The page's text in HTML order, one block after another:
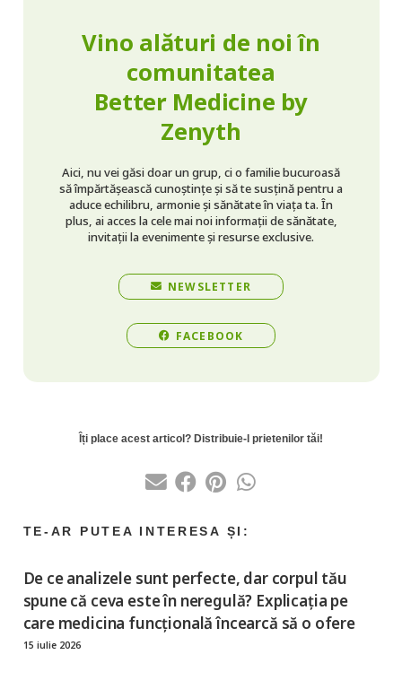
De ce analizele sunt perfecte, dar corpul tău
spune că ceva este în neregulă? Explicația pe
care medicina funcțională încearcă să o ofere
15 iulie 2026
Vino alături de noi în
comunitatea
Better Medicine by
Zenyth
Aici, nu vei găsi doar un grup, ci o familie bucuroasă
să împărtășească cunoștințe și să te susțină pentru a
aduce echilibru, armonie și sănătate în viața ta. În
plus, ai acces la cele mai noi informații de sănătate,
invitații la evenimente și resurse exclusive.
NEWSLETTER
FACEBOOK